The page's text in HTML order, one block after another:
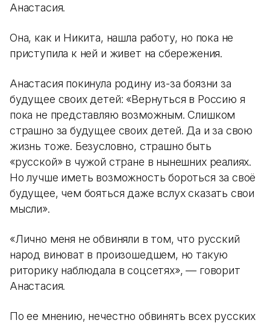
Анастасия.
Она, как и Никита, нашла работу, но пока не
приступила к ней и живет на сбережения.
Анастасия покинула родину из-за боязни за
будущее своих детей: «Вернуться в Россию я
пока не представляю возможным. Слишком
страшно за будущее своих детей. Да и за свою
жизнь тоже. Безусловно, страшно быть
«русской» в чужой стране в нынешних реалиях.
Но лучше иметь возможность бороться за своё
будущее, чем бояться даже вслух сказать свои
мысли».
«Лично меня не обвиняли в том, что русский
народ виноват в произошедшем, но такую
риторику наблюдала в соцсетях», — говорит
Анастасия.
По ее мнению, нечестно обвинять всех русских